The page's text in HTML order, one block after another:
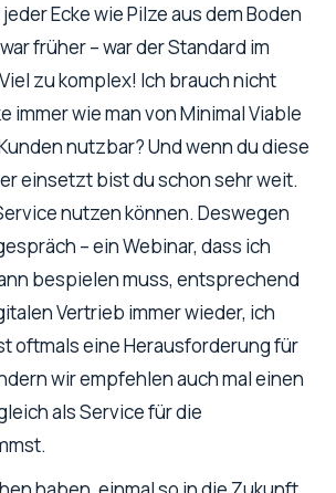
Ecke wie Pilze aus dem Boden
früher – war der Standard im
zu komplex! Ich brauch nicht
immer wie man von Minimal Viable
nutzbar? Und wenn du diese
einsetzt bist du schon sehr weit.
nutzen können. Deswegen
– ein Webinar, dass ich
bespielen muss, entsprechend
Vertrieb immer wieder, ich
oftmals eine Herausforderung für
wir empfehlen auch mal einen
als Service für die